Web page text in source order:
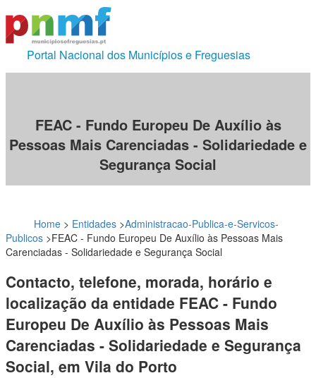
Portal Nacional dos Municípios e Freguesias
FEAC - Fundo Europeu De Auxílio às
Pessoas Mais Carenciadas - Solidariedade e
Segurança Social
Home > Entidades >Administracao-Publica-e-Servicos-
Publicos >FEAC - Fundo Europeu De Auxílio às Pessoas Mais
Carenciadas - Solidariedade e Segurança Social
Contacto, telefone, morada, horário e
localização da entidade FEAC - Fundo
Europeu De Auxílio às Pessoas Mais
Carenciadas - Solidariedade e Segurança
Social, em Vila do Porto